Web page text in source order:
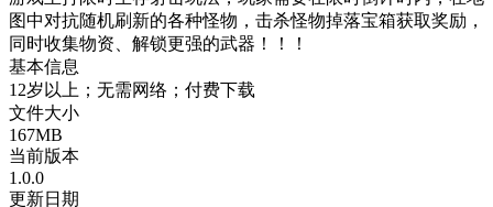
图中对抗随机刷新的各种怪物，击杀怪物掉落宝箱获取奖励，
同时收集物资、解锁更强的武器！！！
基本信息
12岁以上；无需网络；付费下载
文件大小
167MB
当前版本
1.0.0
更新日期